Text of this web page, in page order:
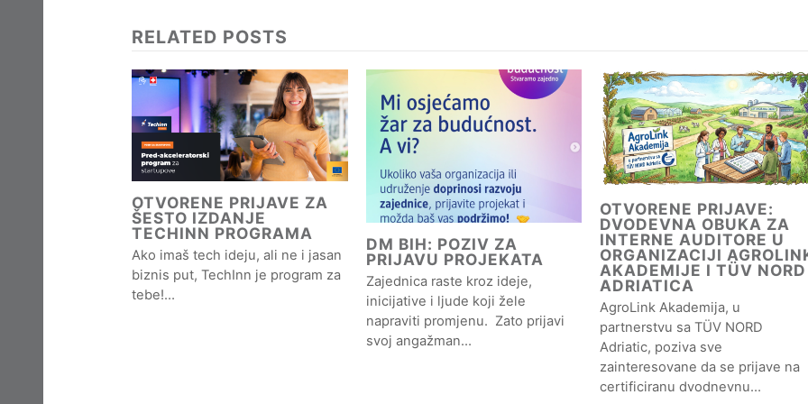
RELATED POSTS
OTVORENE PRIJAVE ZA
ŠESTO IZDANJE
TECHINN PROGRAMA
Ako imaš tech ideju, ali ne i jasan
biznis put, TechInn je program za
tebe!…
DM BIH: POZIV ZA
PRIJAVU PROJEKATA
Zajednica raste kroz ideje,
inicijative i ljude koji žele
napraviti promjenu. Zato prijavi
svoj angažman…
OTVORENE PRIJAVE:
DVODEVNA OBUKA ZA
INTERNE AUDITORE U
ORGANIZACIJI
AKADEMIJE I TÜV NORD
ADRIATICA
AgroLink Akademija, u
partnerstvu sa TÜV NORD
Adriatic, poziva sve
zainteresovane da se prijave na
certificiranu dvodnevnu…